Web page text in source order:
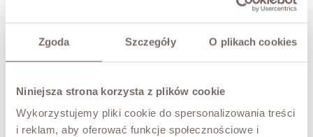
Zgoda Szczegóły O plikach cookies
Niniejsza strona korzysta z plików cookie
Wykorzystujemy pliki cookie do spersonalizowania treści
i reklam, aby oferować funkcje społecznościowe i
SORAYA SPÓDNICA KORONKOWA BRĄZOWA
179,00 zł
UNI